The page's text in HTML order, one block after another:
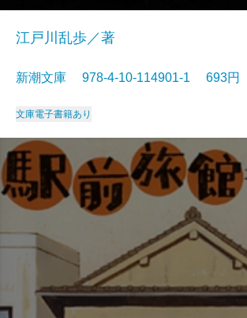
江戸川乱歩／著
新潮文庫 978-4-10-114901-1 693円
文庫電子書籍あり